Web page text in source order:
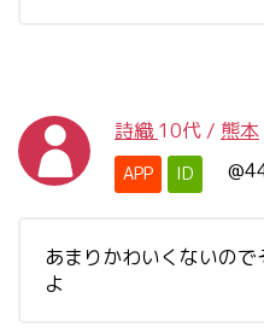
詩織10代 / 熊本
APP ID
あまりかわいくないの
よ